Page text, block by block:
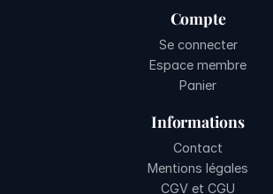
Compte
Se connecter
Espace membre
Panier
Informations
Contact
Mentions légales
CGV et CGU